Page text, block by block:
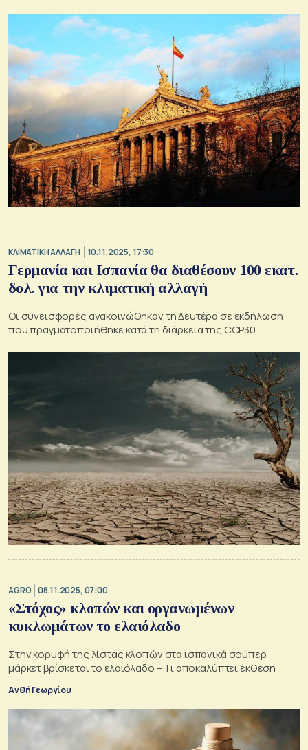
ΚΛΙΜΑΤΙΚΗ ΑΛΛΑΓΗ 10.11.2025, 17:30
Γερμανία και Ισπανία θα διαθέσουν 100 εκατ.
δολ. για την κλιματική αλλαγή
Οι συνεισφορές ανακοινώθηκαν τη Δευτέρα σε εκδήλωση
που πραγματοποιήθηκε κατά τη διάρκεια της COP30
AGRO 08.11.2025, 07:00
«Στόχος» κλοπών και οργανωμένων
κυκλωμάτων το ελαιόλαδο
Στην κορυφή της λίστας κλοπών στα ισπανικά σούπερ
μάρκετ βρίσκεται το ελαιόλαδο – Τι αποκαλύπτει έκθεση
Ανθή Γεωργίου